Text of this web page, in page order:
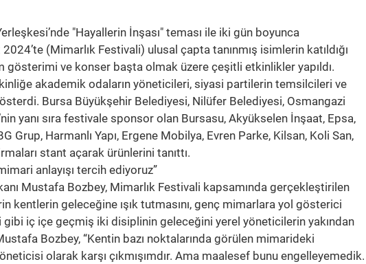
"Hayallerin İnşası" teması ile iki gün boyunca
(Mimarlık Festivali) ulusal çapta tanınmış isimlerin katıldığı
gösterimi ve konser başta olmak üzere çeşitli etkinlikler yapıldı.
akademik odaların yöneticileri, siyasi partilerin temsilcileri ve
Bursa Büyükşehir Belediyesi, Nilüfer Belediyesi, Osmangazi
yanı sıra festivale sponsor olan Bursasu, Akyükselen İnşaat, Epsa,
Grup, Harmanlı Yapı, Ergene Mobilya, Evren Parke, Kilsan, Koli San,
stant açarak ürünlerini tanıttı.
anlayışı tercih ediyoruz”
Mustafa Bozbey, Mimarlık Festivali kapsamında gerçekleştirilen
kentlerin geleceğine ışık tutmasını, genç mimarlara yol gösterici
gibi iç içe geçmiş iki disiplinin geleceğini yerel yöneticilerin yakından
Bozbey, “Kentin bazı noktalarında görülen mimarideki
olarak karşı çıkmışımdır. Ama maalesef bunu engelleyemedik.